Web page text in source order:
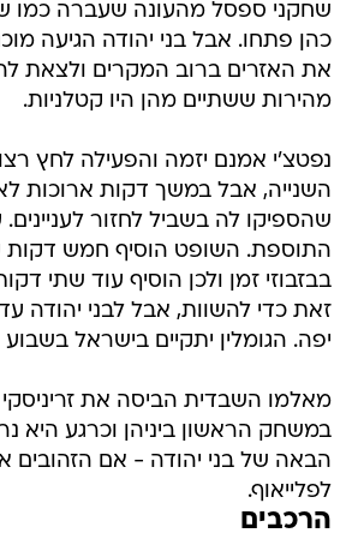
שחקני ספסל מהעונה שעברה כמו
כהן פתחו. אבל בני יהודה הגיעה
את האזרים ברוב המקרים ולצאת
מהירות ששתיים מהן היו קטלניות.
נפטצ'י אמנם יזמה והפעילה לחץ
השנייה, אבל במשך דקות ארוכות
שהספיקו לה בשביל לחזור
התוספת. השופט הוסיף חמש דקות
בבזבוזי זמן ולכן הוסיף עוד שתי
זאת כדי להשוות, אבל לבני יהודה
יפה. הגומלין יתקיים בישראל
במשחק הראשון ביניהן וכרגע היא
הבאה של בני יהודה - אם הזהובים
לפלייאוף.
הרכבים